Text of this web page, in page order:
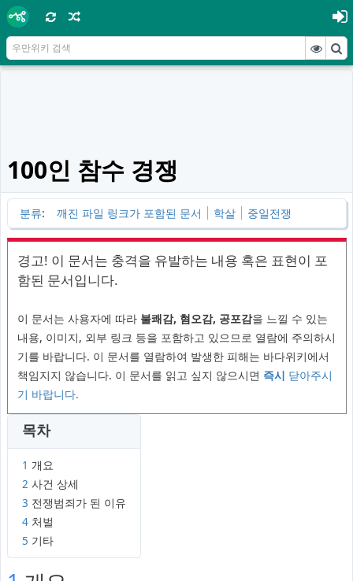
100인 참수 경쟁
분류: 깨진 파일 링크가 포함된 문서 학살 중일전쟁
경고! 이 문서는 충격을 유발하는 내용 혹은 표현이 포
함된 문서입니다.
이 문서는 사용자에 따라 불쾌감, 혐오감, 공포감을 느낄 수 있는
내용, 이미지, 외부 링크 등을 포함하고 있으므로 열람에 주의하시
기를 바랍니다. 이 문서를 열람하여 발생한 피해는 바다위키에서
책임지지 않습니다. 이 문서를 읽고 싶지 않으시면 즉시 닫아주시
기 바랍니다.
목차
1 개요
2 사건 상세
3 전쟁범죄가 된 이유
4 처벌
5 기타